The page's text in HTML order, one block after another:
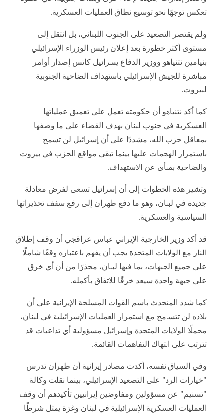
تعكس توجهًا نحو توسيع نطاق العمليات العسكرية.
ولم يقتصر التصعيد على الجنوب اللبناني، بل انتقل إلى
مستوى أكثر خطورة بعد إعلان رئيس الوزراء الإسرائيلي
بنيامين نتنياهو ووزير الدفاع يسرائيل كاتس إصدار أوامر
مباشرة للجيش الإسرائيلي باستهداف الضاحية الجنوبية
لبيروت.
كما أكد نتنياهو أن حكومته تعمل على تعميق عملياتها
العسكرية في جنوب لبنان بهدف القضاء على ما وصفها
بمعاقل حزب الله، مشددًا على أن إسرائيل لن تسمح
باستمرار الهجمات عليها بينما تبقى مواقع الحزب في بيروت
والضاحية بمنأى عن الاستهداف.
وتشير هذه الخطوات إلى أن إسرائيل تسعى لفرض معادلة
جديدة في لبنان، وهو ما دفع طهران إلى رفع سقف تحذيراتها
السياسية والعسكرية.
قد أكد وزير الخارجية الإيراني عباس عراقجي أن وقف إطلاق
النار مع الولايات المتحدة يجب أن يفهم باعتباره وقفًا شاملًا
على جميع الجبهات، بما فيها لبنان، محذرًا من أن أي خرق
على جبهة واحدة سيعد خرقًا للاتفاق بأكمله.
كما شدد المتحدث باسم القوات المسلحة الإيرانية على أن
بلاده لن تتسامح مع استمرار العمليات الإسرائيلية في لبنان،
محملًا الولايات المتحدة وإسرائيل مسؤولية أي تداعيات قد
تترتب على انتهاك التفاهمات القائمة.
وفي السياق نفسه، أكدت مصادر إيرانية أن طهران تدرس
"خيارات الرد" على التصعيد الإسرائيلي، بينما نقلت وكالة
"تسنيم" عن مسؤولين ومفاوضين إيرانيين تأكيدهم أن وقف
العمليات العسكرية الإسرائيلية في لبنان وغزة يمثل شرطًا